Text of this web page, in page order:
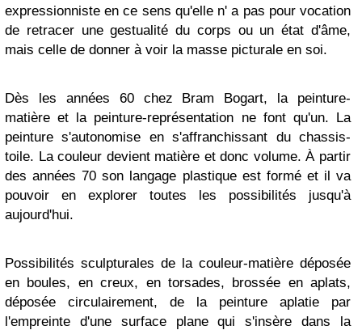
expressionniste en ce sens qu'elle n' a pas pour vocation
de retracer une gestualité du corps ou un état d'âme,
mais celle de donner à voir la masse picturale en soi.
Dès les années 60 chez Bram Bogart, la peinture-
matière et la peinture-représentation ne font qu'un. La
peinture s'autonomise en s'affranchissant du chassis-
toile. La couleur devient matière et donc volume. À partir
des années 70 son langage plastique est formé et il va
pouvoir en explorer toutes les possibilités jusqu'à
aujourd'hui.
Possibilités sculpturales de la couleur-matière déposée
en boules, en creux, en torsades, brossée en aplats,
déposée circulairement, de la peinture aplatie par
l'empreinte d'une surface plane qui s'insère dans la